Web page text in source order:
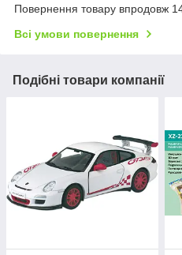
Повернення товару впродовж
Всі умови повернення
Подібні товари компанії